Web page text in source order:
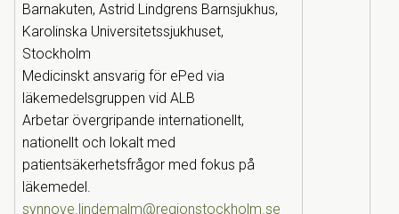
Barnakuten, Astrid Lindgrens Barnsjukhus,
Karolinska Universitetssjukhuset,
Stockholm
Medicinskt ansvarig för ePed via
läkemedelsgruppen vid ALB
Arbetar övergripande internationellt,
nationellt och lokalt med
patientsäkerhetsfrågor med fokus på
läkemedel.
synnove.lindemalm@regionstockholm.se